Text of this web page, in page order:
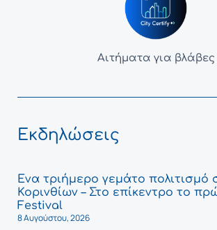
Αιτήματα για βλάβες
Εκδηλώσεις
Ένα τριήμερο γεμάτο πολιτισμό
Κορινθίων – Στο επίκεντρο το
Festival
8 Αυγούστου, 2026